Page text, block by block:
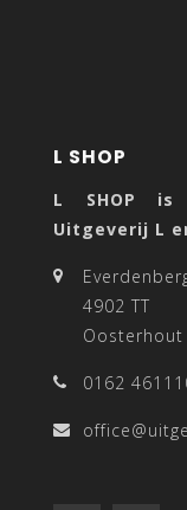
L SHOP
L SHOP
Uitgeverij L
4902 TT
Oosterhout
0162